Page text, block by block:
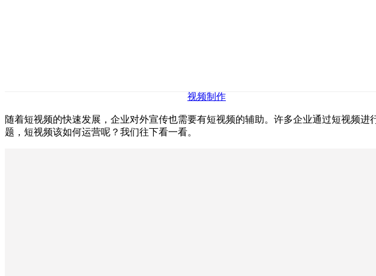
视频制作
随着短视频的快速发展，企业对外宣传也需要有短视频的辅助。许多企业通过短视频
题，短视频该如何运营呢？我们往下看一看。